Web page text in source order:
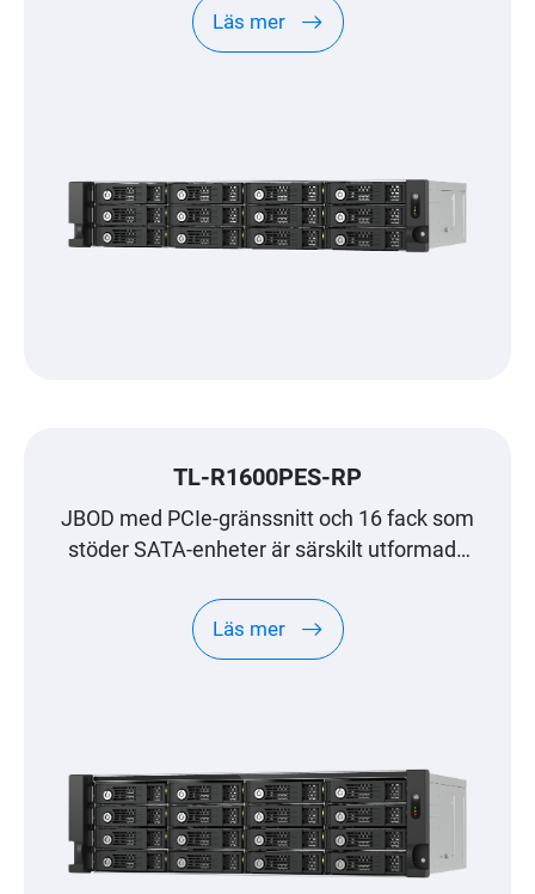
Läs mer
TL-R1600PES-RP
JBOD med PCIe-gränssnitt och 16 fack som
stöder SATA-enheter är särskilt utformade
Läs mer